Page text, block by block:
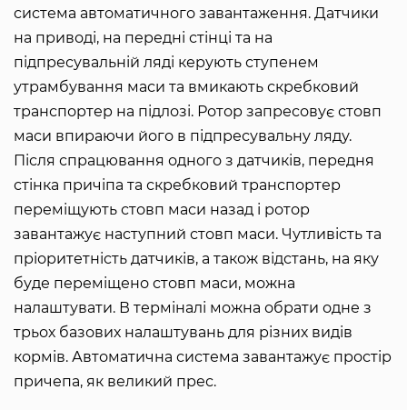
система автоматичного завантаження. Датчики
на приводі, на передні стінці та на
підпресувальній ляді керують ступенем
утрамбування маси та вмикають скребковий
транспортер на підлозі. Ротор запресовує стовп
маси впираючи його в підпресувальну ляду.
Після спрацювання одного з датчиків, передня
стінка причіпа та скребковий транспортер
переміщують стовп маси назад і ротор
завантажує наступний стовп маси. Чутливість та
пріоритетність датчиків, а також відстань, на яку
буде переміщено стовп маси, можна
налаштувати. В терміналі можна обрати одне з
трьох базових налаштувань для різних видів
кормів. Автоматична система завантажує простір
причепа, як великий прес.